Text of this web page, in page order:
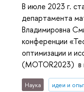
В июле 2023 г.
департамента
Владимировна
конференции
оптимизации и
(MOTOR2023) в
Наука идеи и